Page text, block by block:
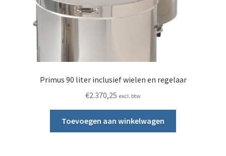
Primus 90 liter inclusief wielen en regelaar
€2.370,25 excl. btw
Toevoegen aan winkelwagen